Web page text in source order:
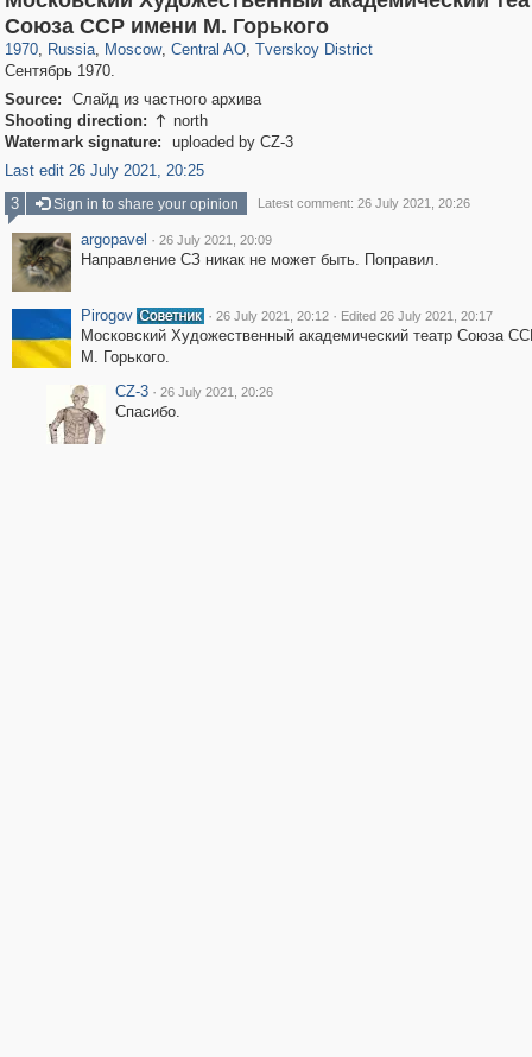
Союза ССР имени М. Горького
1970, Russia
1,407,351 29,248
, Moscow
319,882 8,286
, Central AO
160,021 5,916
, Tverskoy District
53,055 2,283
Сентябрь 1970.
Source:
Слайд из частного архива
Shooting direction:  north
Watermark signature:
uploaded by CZ-3
Last edit 26 July 2021, 20:25
3
Sign in to share your opinion Latest comment: 26 July 2021, 20:26
argopavel · 26 July 2021, 20:09
Направление СЗ никак не может быть. Поправил.
Pirogov · 26 July 2021, 20:12 · Edited 26 July 2021, 20:17
Московский Художественный академический театр Союза
М. Горького.
CZ-3 · 26 July 2021, 20:26
Спасибо.